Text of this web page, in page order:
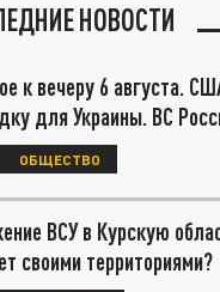
НОВОСТИ
к вечеру 6 августа.
для Украины. ВС
ОБЩЕСТВО
ВСУ в Курскую
своими территориями?